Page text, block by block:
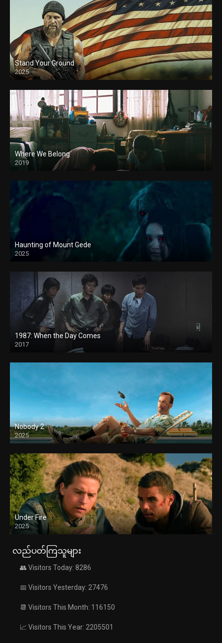
Stand Your Ground
2025
Where We Belong
2019
Haunting of Mount Gede
2025
1987: When the Day Comes
2017
Nobody 2
2025
Under Fire
2025
လည်ပတ်ကြသူများ
👥 Visitors Today: 8286
📅 Visitors Yesterday: 27476
📆 Visitors This Month: 116150
📈 Visitors This Year: 2205501